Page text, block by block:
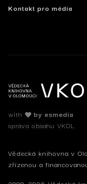
Kontakt pro média
with
by esmedia
správa obsahu VKOL
Vědecká knihovna v
zřízenou a